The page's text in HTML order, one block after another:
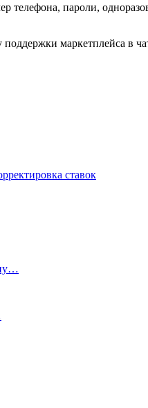
телефона, пароли,
маркетплейса в
ставок